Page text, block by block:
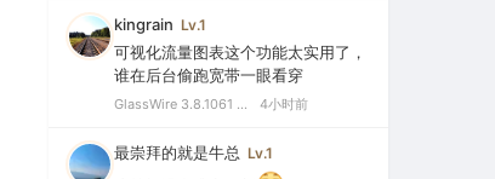
kingrain Lv.1
可视化流量图表这个功能太实用了，
谁在后台偷跑宽带一眼看穿
GlassWire 3.8.1061 中文特别版（可视化网络监控与个人防火墙） 4小时前
最崇拜的就是牛总 Lv.1